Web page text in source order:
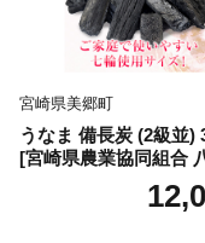
▼さつまいも：甘
▼日本みつばちの
▼スイーツ：地元食
▼びわ茶：国産び
宮崎県美郷町
うなま 備長炭 (2級並)
[宮崎県農業協同組合
ひゅうが店 宮崎県 美
ap0012] BBQ 七輪 焼